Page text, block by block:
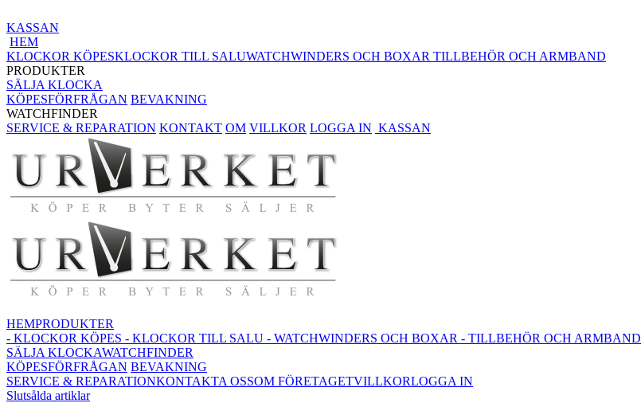
KASSAN
HEM
KLOCKOR KÖPESKLOCKOR TILL SALUWATCHWINDERS OCH BOXAR TILLBEHÖR OCH ARMBAND
PRODUKTER
SÄLJA KLOCKA
KÖPESFÖRFRÅGAN BEVAKNING
WATCHFINDER
SERVICE & REPARATION KONTAKT OM VILLKOR LOGGA IN KASSAN
HEMPRODUKTER
- KLOCKOR KÖPES - KLOCKOR TILL SALU - WATCHWINDERS OCH BOXAR - TILLBEHÖR OCH ARMBAND
SÄLJA KLOCKAWATCHFINDER
KÖPESFÖRFRÅGAN BEVAKNING
SERVICE & REPARATIONKONTAKTA OSSOM FÖRETAGETVILLKORLOGGA IN
Slutsålda artiklar